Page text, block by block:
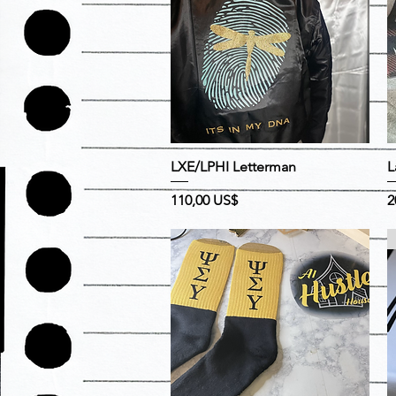
Vista rápida
LXE/LPHI Letterman
Precio
110,00 US$